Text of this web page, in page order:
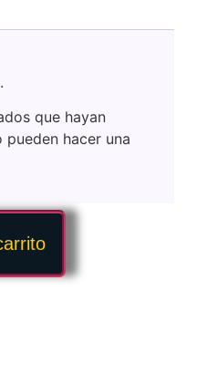
que hayan
hacer una